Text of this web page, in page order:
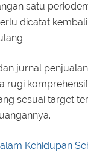
satu
dicatat
jurnal
rugi
sesuai target
Kehidupan